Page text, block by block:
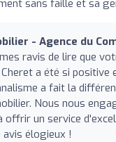
sans faille et sa
- Agence du
ravis de lire que
a été si positive
a fait la
Nous nous
offrir un service
élogieux !